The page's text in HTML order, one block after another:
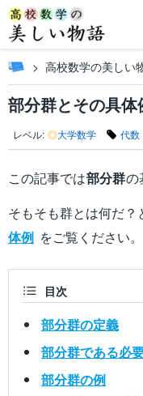
高校数学の美しい
部分群とその具体
レベル: ◎大学数学 代数
この記事では部分群の
そもそも群とは何だ？
体例 をご覧ください。
目次
部分群の定義
部分群である必
部分群の例